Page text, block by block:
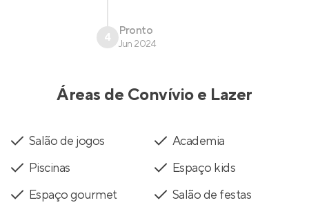
4 Pronto
Jun 2024
Áreas de Convívio e Lazer
Salão de jogos
Academia
Piscinas
Espaço kids
Espaço gourmet
Salão de festas